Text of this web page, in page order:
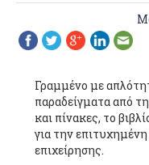
Γραμμένο με
παραδείγματα από
και πίνακες, το
για την
επιχείρησης.